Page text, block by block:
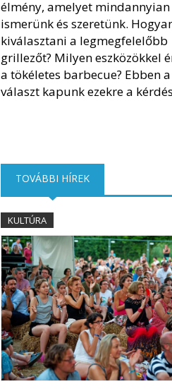
élmény, amelyet mindannyian
ismerünk és szeretünk.
kiválasztani a legmegfelelőbb
grillezőt? Milyen eszközökkel
a tökéletes barbecue? Ebben
választ kapunk ezekre a
TOVÁBBI HÍREK(AKTÍV FÜL)
KULTÚRA